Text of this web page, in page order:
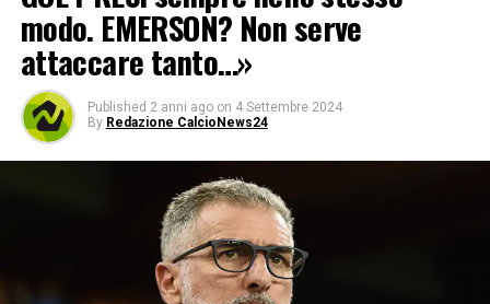
modo. EMERSON? Non serve
attaccare tanto…»
Published 2 anni ago on 4 Settembre 2024
By Redazione CalcioNews24